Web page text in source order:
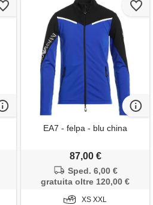
EA7 - felpa - blu china
87,00 €
Sped. 6,00 €
gratuita oltre 120,00 €
XS XXL